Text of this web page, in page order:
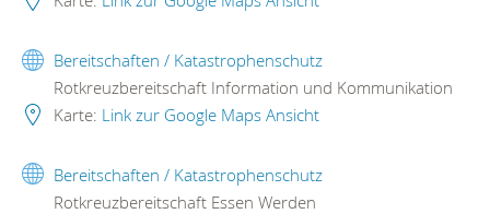
Bereitschaften / Katastrophenschutz
Rotkreuzbereitschaft Information und Kommunikation
Karte: Link zur Google Maps Ansicht
Bereitschaften / Katastrophenschutz
Rotkreuzbereitschaft Essen Werden